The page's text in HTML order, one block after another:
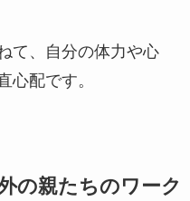
て、自分の体力や心
心配です。
の親たちのワーク